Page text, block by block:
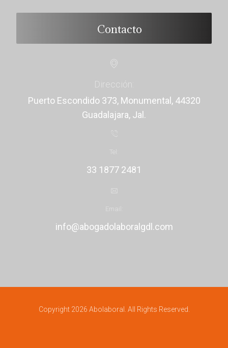
Contacto
Dirección:
Puerto Escondido 373, Monumental, 44320
Guadalajara, Jal.
Tel:
33 1877 2481
Email:
info@abogadolaboralgdl.com
Copyright 2026 Abolaboral. All Rights Reserved.